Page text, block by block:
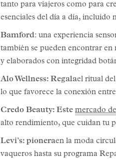
tanto para viajeros como para
esenciales del día a día, incluido
Bamford: una experiencia
también se pueden encontrar en
y elaborados con integridad
Alo Wellness: Regalael ritual
lo que favorece la conexión
Credo Beauty: Este mercado
alto rendimiento, que cuidan tu
Levi’s: pioneraen la moda
vaqueros hasta su programa